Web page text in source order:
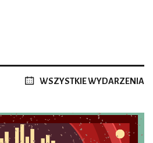
WSZYSTKIE WYDARZENIA